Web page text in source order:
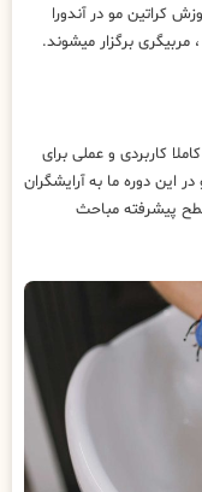
کراتین مو در آندورا
کاربردی و عملی برای
این دوره ما به آرایشگران
پیشرفته مباحث